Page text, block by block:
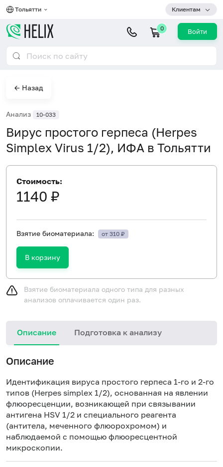
Тольятти Клиентам
0 Войти
← Назад
Анализ 10-033
Вирус простого герпеса (Herpes
Simplex Virus 1/2), ИФА в Тольятти
Стоимость:
1140 ₽
Взятие биоматериала: от 310 ₽
В корзину
Взятие биоматериала одного типа для разных
анализов оплачивается один раз.
Описание Подготовка к анализу
Описание
Идентификация вируса простого герпеса 1-го и 2-го
типов (Herpes simplex 1/2), основанная на явлении
флюоресценции, возникающей при связывании
антигена HSV 1/2 и специального реагента
(антитела, меченного флюорохромом) и
наблюдаемой с помощью флюоресцентной
микроскопии.